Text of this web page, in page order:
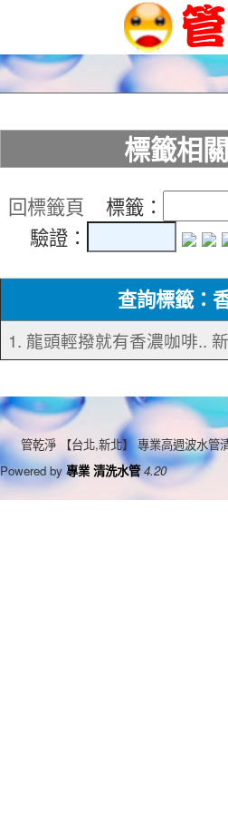
標籤相
回標籤頁 標籤：
驗證：
查詢標籤：
1. 龍頭輕撥就有香濃咖啡..
管乾淨 【台北,新北】 專業高週波水管
Powered by 專業 清洗水管 4.20